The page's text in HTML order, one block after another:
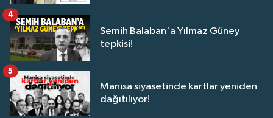
Semih Balaban'a Yılmaz Güney
tepkisi!
4
Manisa siyasetinde kartlar yeniden
dağıtılıyor!
5